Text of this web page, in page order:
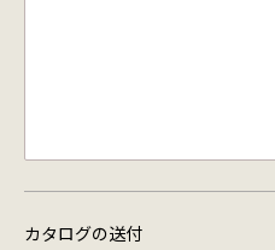
カタログの送付